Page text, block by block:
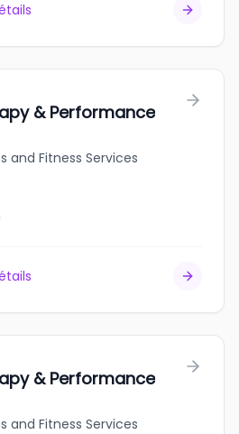
& Performance
and Fitness Services
& Performance
and Fitness Services